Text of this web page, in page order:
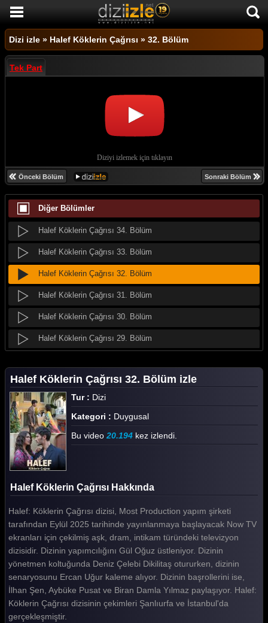
DİZİ İZLE
AKTİF DİZİLER
SON EKLENEN DİZİLER
DUYGUSAL
TARİHİ
TV SHOW
GENÇLİK
DİZİ HABERLERİ
Dizi izle » Halef Köklerin Çağrısı » 32. Bölüm
Tek Part
Önceki Bölüm Sonraki Bölüm
Diğer Bölümler
Halef Köklerin Çağrısı 35. Bölüm
Halef Köklerin Çağrısı 34. Bölüm
Halef Köklerin Çağrısı 33. Bölüm
Halef Köklerin Çağrısı 32. Bölüm
Halef Köklerin Çağrısı 31. Bölüm
Halef Köklerin Çağrısı 30. Bölüm
Halef Köklerin Çağrısı 29. Bölüm
Halef Köklerin Çağrısı 27. Bölüm
Halef Köklerin Çağrısı 26. Bölüm
Halef Köklerin Çağrısı 25. Bölüm
Halef Köklerin Çağrısı 24. Bölüm
Halef Köklerin Çağrısı 23. Bölüm
Halef Köklerin Çağrısı 22. Bölüm
Halef Köklerin Çağrısı 21. Bölüm
Halef Köklerin Çağrısı 20. Bölüm
Halef Köklerin Çağrısı 19. Bölüm
Halef Köklerin Çağrısı 18. Bölüm
Halef Köklerin Çağrısı 17. Bölüm
Halef Köklerin Çağrısı 16. Bölüm
Halef Köklerin Çağrısı 32. Bölüm izle
Tur : Dizi
Kategori : Duygusal
Bu video 20.194 kez izlendi.
Halef Köklerin Çağrısı Hakkında
Halef: Köklerin Çağrısı dizisi, Most Production yapım şirketi
tarafından Eylül 2025 tarihinde yayınlanmaya başlayacak Now TV
ekranları için çekilmiş aşk, dram, intikam türündeki televizyon
dizisidir. Dizinin yapımcılığını Gül Oğuz üstleniyor. Dizinin
yönetmen koltuğunda Deniz Çelebi Dikilitaş otururken, dizinin
senaryosunu Ercan Uğur kaleme alıyor. Dizinin başrollerini ise,
İlhan Şen, Aybüke Pusat ve Biran Damla Yılmaz paylaşıyor. Halef:
Köklerin Çağrısı dizisinin çekimleri Şanlıurfa ve İstanbul'da
gerçekleşmiştir.